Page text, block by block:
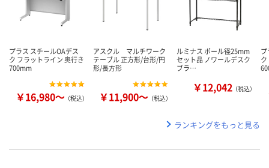
プラス スチールOAデス
ク フラットライン 奥行き
700mm
￥16,980～ （税込）
アスクル マルチワーク
テーブル 正方形/台形/円
形/長方形
￥11,900～ （税込）
ルミナス ポール径25mm
セット品 ノワールデスク
ブラ…
￥12,042 （税込）
ランキングをもっと見る